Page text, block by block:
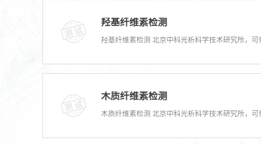
羟基纤维素检测
木质纤维素检测